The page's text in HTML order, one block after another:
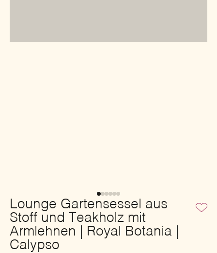
Lounge Gartensessel aus
Stoff und Teakholz mit
Armlehnen | Royal Botania |
Calypso